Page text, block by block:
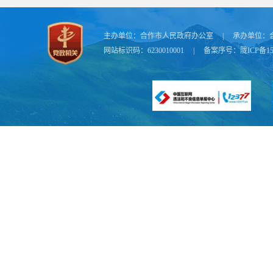
主办单位： 合作市人民政府办公室 承办单位：
网站标识码：6230010001
备案序号：陇ICP备